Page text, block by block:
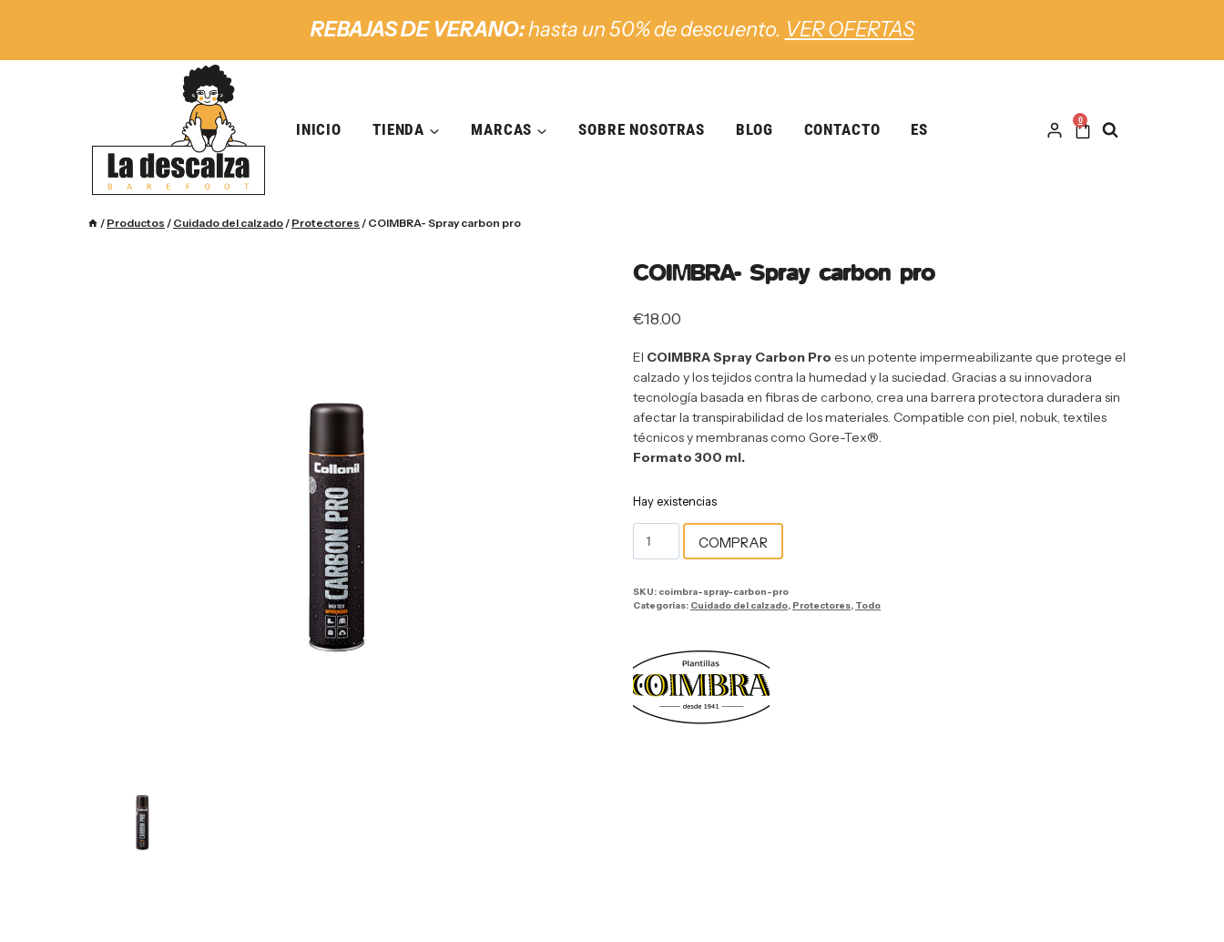
REBAJAS DE VERANO:hasta un 50% de descuento. VER OFERTAS
INICIO TIENDA MARCAS SOBRE NOSOTRAS BLOG CONTACTO ES
0
/ Productos / Cuidado del calzado / Protectores / COIMBRA- Spray carbon pro
COIMBRA- Spray carbon pro
€18.00
El COIMBRA Spray Carbon Pro es un potente impermeabilizante que protege el
calzado y los tejidos contra la humedad y la suciedad. Gracias a su innovadora
tecnología basada en fibras de carbono, crea una barrera protectora duradera sin
afectar la transpirabilidad de los materiales. Compatible con piel, nobuk, textiles
técnicos y membranas como Gore-Tex®.
Formato 300 ml.
Hay existencias
COMPRAR
SKU: coimbra-spray-carbon-pro
Categorías: Cuidado del calzado Protectores Todo